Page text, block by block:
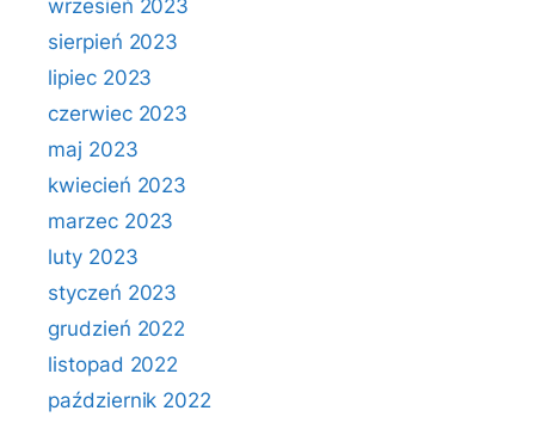
wrzesień 2023
sierpień 2023
lipiec 2023
czerwiec 2023
maj 2023
kwiecień 2023
marzec 2023
luty 2023
styczeń 2023
grudzień 2022
listopad 2022
październik 2022